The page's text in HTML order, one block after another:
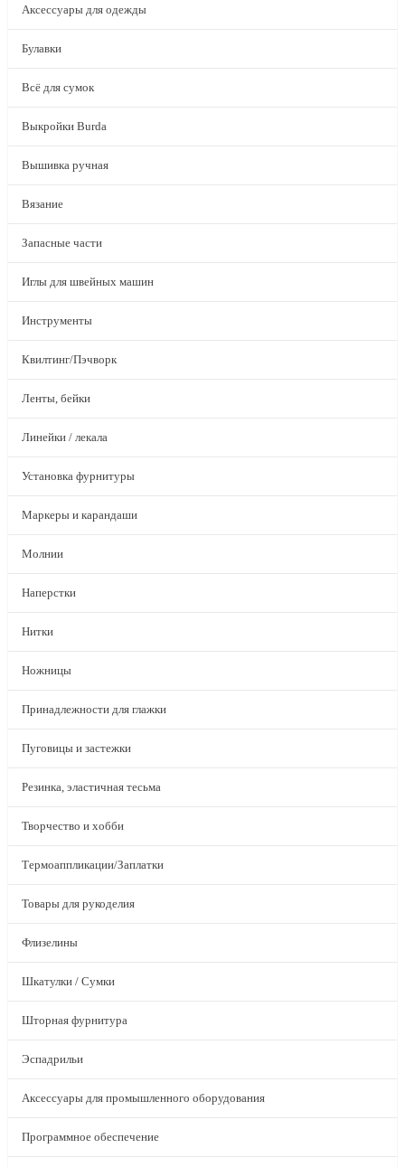
Аксессуары для одежды
Булавки
Всё для сумок
Выкройки Burda
Вышивка ручная
Вязание
Запасные части
Иглы для швейных машин
Инструменты
Квилтинг/Пэчворк
Ленты, бейки
Линейки / лекала
Установка фурнитуры
Маркеры и карандаши
Молнии
Наперстки
Нитки
Ножницы
Принадлежности для глажки
Пуговицы и застежки
Резинка, эластичная тесьма
Творчество и хобби
Термоаппликации/Заплатки
Товары для рукоделия
Флизелины
Шкатулки / Сумки
Шторная фурнитура
Эспадрильи
Аксессуары для промышленного оборудования
Программное обеспечение